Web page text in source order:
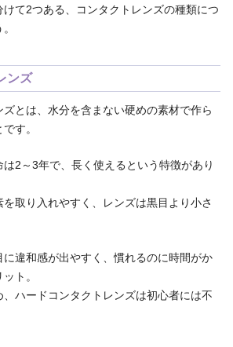
けて2つある、コンタクトレンズの種類につ
ンズ
とは、水分を含まない硬めの素材で作ら
す。
2～3年で、長く使えるという特徴があり
を取り入れやすく、レンズは黒目より小さ
違和感が出やすく、慣れるのに時間がか
ト。
ハードコンタクトレンズは初心者には不